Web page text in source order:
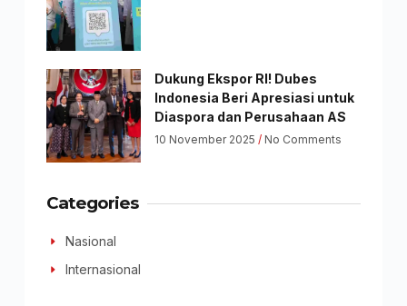
Dukung Ekspor RI! Dubes
Indonesia Beri Apresiasi untuk
Diaspora dan Perusahaan AS
10 November 2025 No Comments
Categories
Nasional
Internasional